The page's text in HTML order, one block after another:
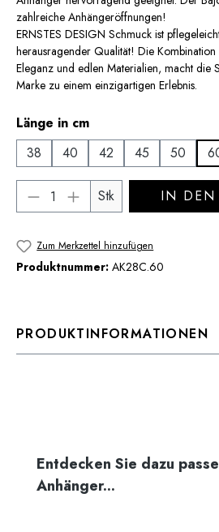
zahlreiche Anhängeröffnungen!
ERNSTES DESIGN Schmuck ist
herausragender Qualität! Die Kombination
Eleganz und edlen Materialien, macht die
Marke zu einem einzigartigen Erlebnis.
Länge in cmauswählen
38
40 42 45 50
Produkt Anzahl: Gib
Stk IN DEN
Zum Merkzettel hinzufügen
Produktnummer: AK28C.60
PRODUKTINFORMATIONEN
Produktgalerie überspringen
Entdecken Sie dazu
Anhänger...